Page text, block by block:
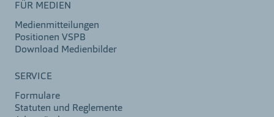
FÜR MEDIEN
Medienmitteilungen
Positionen VSPB
Download Medienbilder
SERVICE
Formulare
Statuten und Reglemente